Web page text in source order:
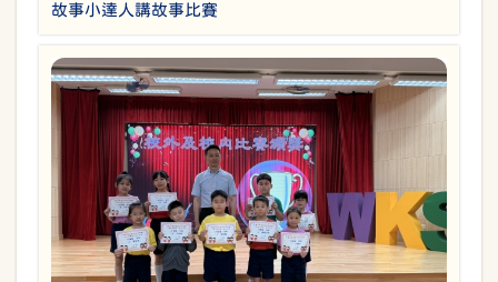
故事小達人講故事比賽